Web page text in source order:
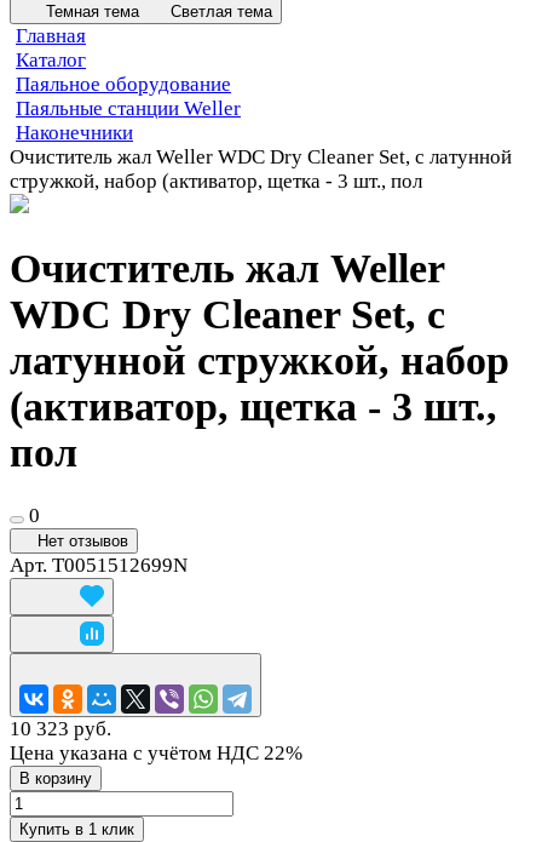
Темная тема Светлая тема
Главная
Каталог
Паяльное оборудование
Паяльные станции Weller
Наконечники
Очиститель жал Weller WDC Dry Cleaner Set, с латунной
стружкой, набор (активатор, щетка - 3 шт., пол
Очиститель жал Weller
WDC Dry Cleaner Set, с
латунной стружкой, набор
(активатор, щетка - 3 шт.,
пол
0
Нет отзывов
Арт. T0051512699N
10 323 руб.
Цена указана с учётом НДС 22%
В корзину
Купить в 1 клик